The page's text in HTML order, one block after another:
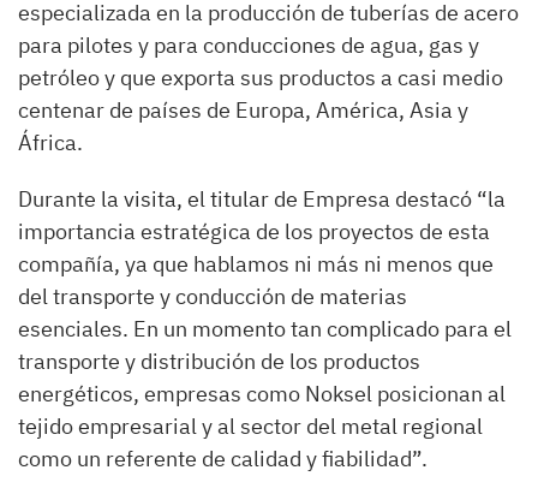
especializada en la producción de tuberías de acero
para pilotes y para conducciones de agua, gas y
petróleo y que exporta sus productos a casi medio
centenar de países de Europa, América, Asia y
África.
Durante la visita, el titular de Empresa destacó “la
importancia estratégica de los proyectos de esta
compañía, ya que hablamos ni más ni menos que
del transporte y conducción de materias
esenciales. En un momento tan complicado para el
transporte y distribución de los productos
energéticos, empresas como Noksel posicionan al
tejido empresarial y al sector del metal regional
como un referente de calidad y fiabilidad”.